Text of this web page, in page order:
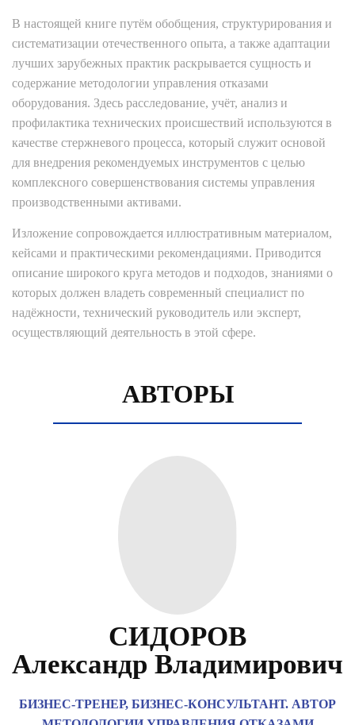
В настоящей книге путём обобщения, структурирования и
систематизации отечественного опыта, а также адаптации
лучших зарубежных практик раскрывается сущность и
содержание методологии управления отказами
оборудования. Здесь расследование, учёт, анализ и
профилактика технических происшествий используются в
качестве стержневого процесса, который служит основой
для внедрения рекомендуемых инструментов с целью
комплексного совершенствования системы управления
производственными активами.
Изложение сопровождается иллюстративным материалом,
кейсами и практическими рекомендациями. Приводится
описание широкого круга методов и подходов, знаниями о
которых должен владеть современный специалист по
надёжности, технический руководитель или эксперт,
осуществляющий деятельность в этой сфере.
АВТОРЫ
СИДОРОВ
Александр Владимирович
БИЗНЕС-ТРЕНЕР, БИЗНЕС-КОНСУЛЬТАНТ. АВТОР